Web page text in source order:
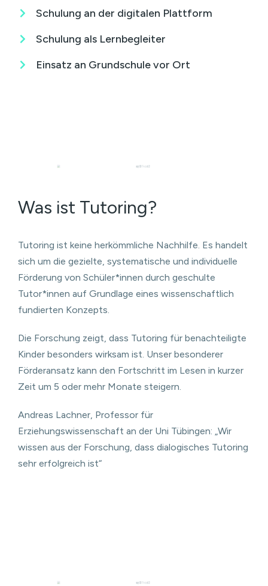
Schulung an der digitalen Plattform
Schulung als Lernbegleiter
Einsatz an Grundschule vor Ort
Was ist Tutoring?
Tutoring ist keine herkömmliche Nachhilfe. Es handelt
sich um die gezielte, systematische und individuelle
Förderung von Schüler*innen durch geschulte
Tutor*innen auf Grundlage eines wissenschaftlich
fundierten Konzepts.
Die Forschung zeigt, dass Tutoring für benachteiligte
Kinder besonders wirksam ist. Unser besonderer
Förderansatz kann den Fortschritt im Lesen in kurzer
Zeit um 5 oder mehr Monate steigern.
Andreas Lachner, Professor für
Erziehungswissenschaft an der Uni Tübingen: „Wir
wissen aus der Forschung, dass dialogisches Tutoring
sehr erfolgreich ist“